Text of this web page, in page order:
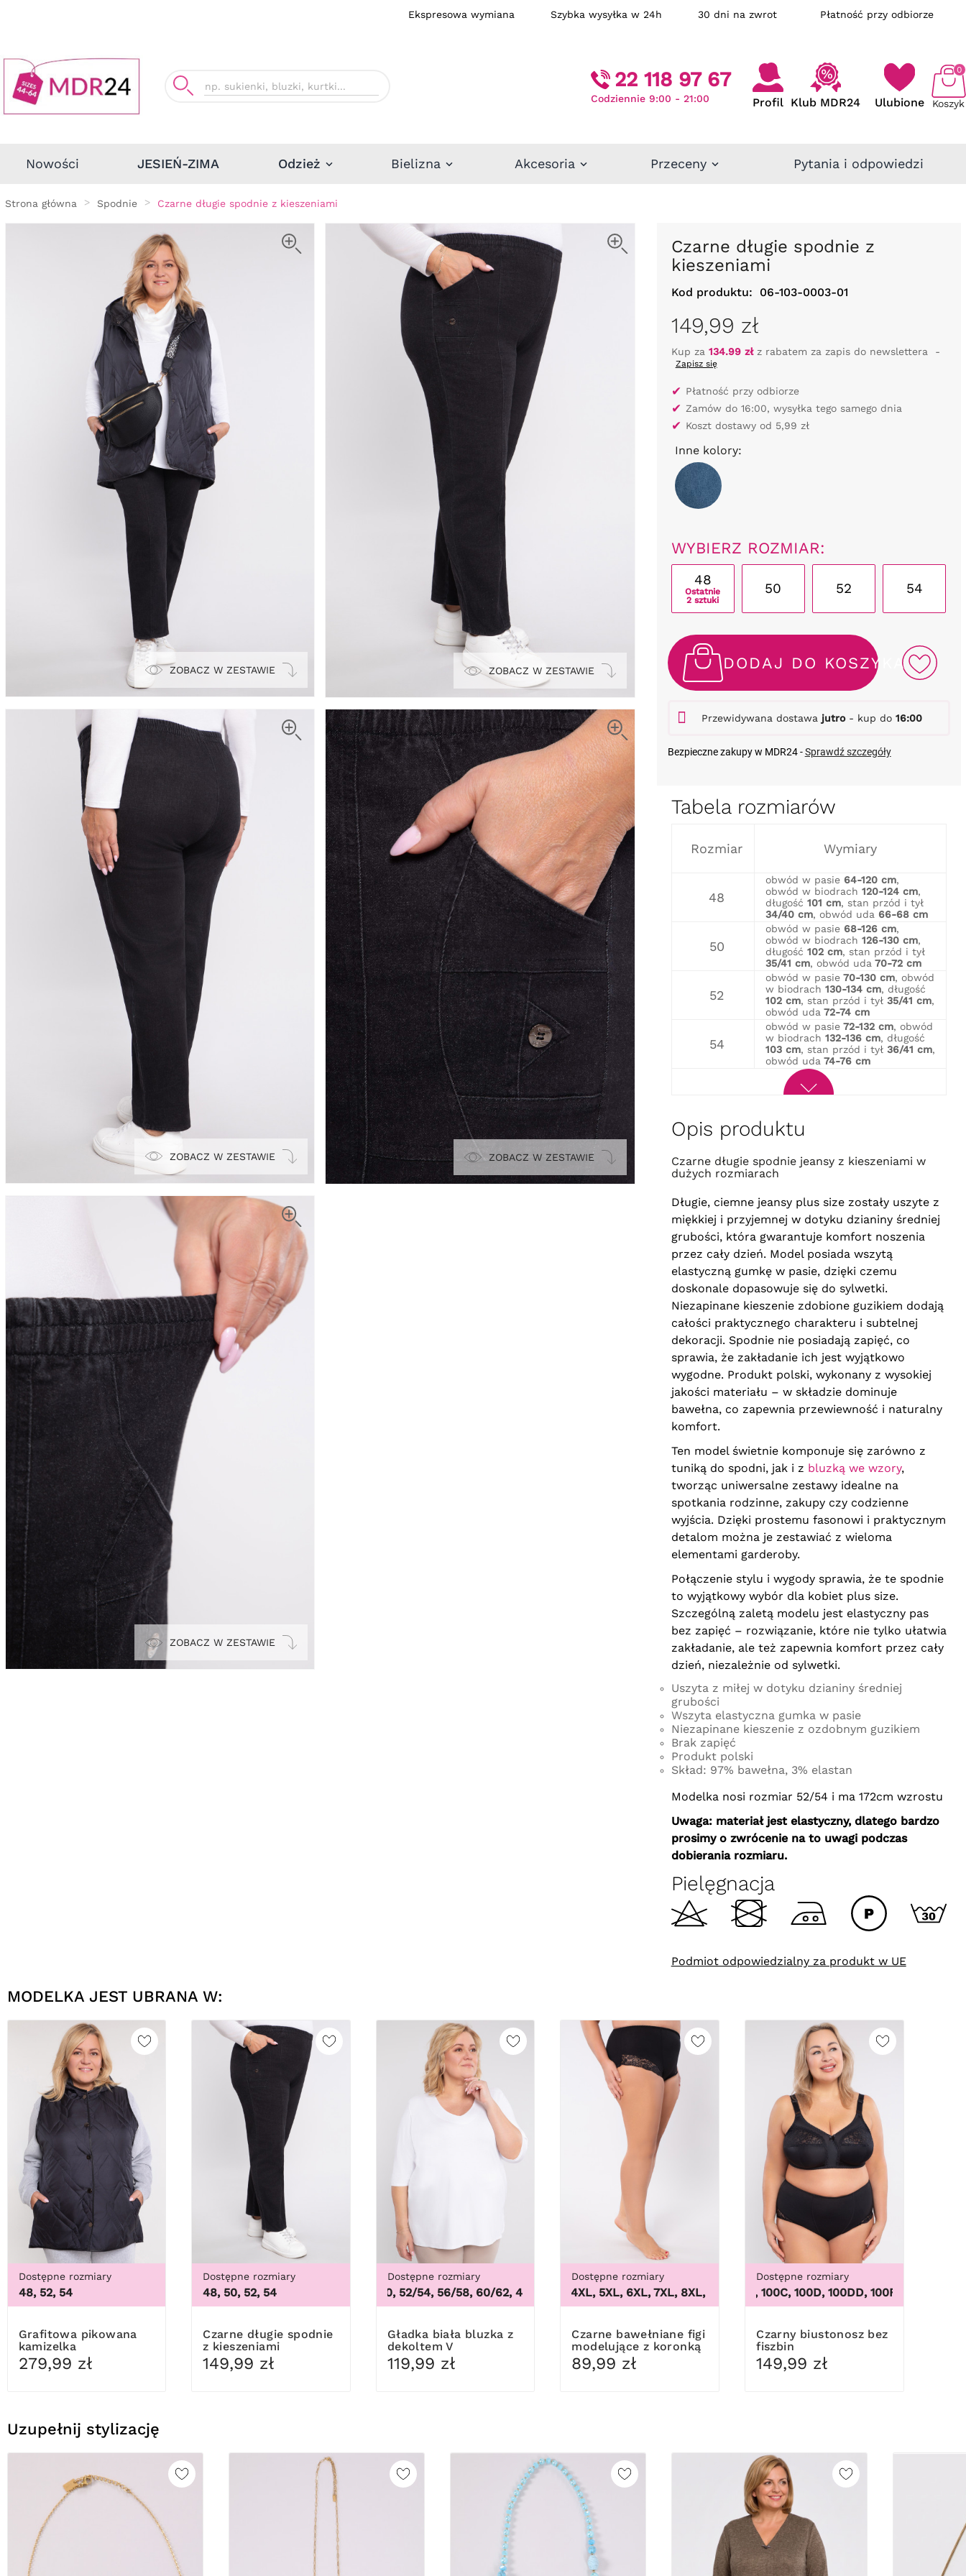
Ekspresowa wymiana Szybka wysyłka w 24h 30 dni na zwrot Płatność przy odbiorze
22 118 97 67
Codziennie 9:00 - 21:00 Profil Klub MDR24 Ulubione Koszyk
0
Nowości JESIEŃ-ZIMA Odzież Bielizna Akcesoria Przeceny Pytania i odpowiedzi
Strona główna Spodnie Czarne długie spodnie z kieszeniami
ZOBACZ W ZESTAWIE ZOBACZ W ZESTAWIE
ZOBACZ W ZESTAWIE ZOBACZ W ZESTAWIE
ZOBACZ W ZESTAWIE
Czarne długie spodnie z
kieszeniami
Kod produktu: 06-103-0003-01
149,99 zł
Kup za 134.99 złz rabatem za zapis do newslettera -
Zapisz się
✔ Płatność przy odbiorze
✔ Zamów do 16:00, wysyłka tego samego dnia
✔ Koszt dostawy od 5,99 zł
Inne kolory:
WYBIERZ ROZMIAR:
48
Ostatnie
2 sztuki
50 52 54
DODAJ DO KOSZYKA
Przewidywana dostawa jutro- kup do 16:00
Bezpieczne zakupy w MDR24 -Sprawdź szczegóły
Tabela rozmiarów
Rozmiar Wymiary
48
obwód w pasie 64-120 cm,
obwód w biodrach 120-124 cm,
długość 101 cm, stan przód i tył
34/40 cm, obwód uda 66-68 cm
50
obwód w pasie 68-126 cm,
obwód w biodrach 126-130 cm,
długość 102 cm, stan przód i tył
35/41 cm, obwód uda 70-72 cm
52
obwód w pasie 70-130 cm, obwód
w biodrach 130-134 cm, długość
102 cm, stan przód i tył 35/41 cm,
obwód uda 72-74 cm
54
obwód w pasie 72-132 cm, obwód
w biodrach 132-136 cm, długość
103 cm, stan przód i tył 36/41 cm,
obwód uda 74-76 cm
Opis produktu
Czarne długie spodnie jeansy z kieszeniami w
dużych rozmiarach
Długie, ciemne jeansy plus size zostały uszyte z
miękkiej i przyjemnej w dotyku dzianiny średniej
grubości, która gwarantuje komfort noszenia
przez cały dzień. Model posiada wszytą
elastyczną gumkę w pasie, dzięki czemu
doskonale dopasowuje się do sylwetki.
Niezapinane kieszenie zdobione guzikiem dodają
całości praktycznego charakteru i subtelnej
dekoracji. Spodnie nie posiadają zapięć, co
sprawia, że zakładanie ich jest wyjątkowo
wygodne. Produkt polski, wykonany z wysokiej
jakości materiału – w składzie dominuje
bawełna, co zapewnia przewiewność i naturalny
komfort.
Ten model świetnie komponuje się zarówno z
tuniką do spodni, jak i z bluzką we wzory,
tworząc uniwersalne zestawy idealne na
spotkania rodzinne, zakupy czy codzienne
wyjścia. Dzięki prostemu fasonowi i praktycznym
detalom można je zestawiać z wieloma
elementami garderoby.
Połączenie stylu i wygody sprawia, że te spodnie
to wyjątkowy wybór dla kobiet plus size.
Szczególną zaletą modelu jest elastyczny pas
bez zapięć – rozwiązanie, które nie tylko ułatwia
zakładanie, ale też zapewnia komfort przez cały
dzień, niezależnie od sylwetki.
Uszyta z miłej w dotyku dzianiny średniej
grubości
Wszyta elastyczna gumka w pasie
Niezapinane kieszenie z ozdobnym guzikiem
Brak zapięć
Produkt polski
Skład: 97% bawełna, 3% elastan
Modelka nosi rozmiar 52/54 i ma 172cm wzrostu
Uwaga: materiał jest elastyczny, dlatego bardzo
prosimy o zwrócenie na to uwagi podczas
dobierania rozmiaru.
Pielęgnacja
Podmiot odpowiedzialny za produkt w UE
MODELKA JEST UBRANA W:
Dostępne rozmiary
48, 52, 54
Grafitowa pikowana
kamizelka
279,99 zł
Dostępne rozmiary
48, 50, 52, 54
Czarne długie spodnie
z kieszeniami
149,99 zł
Dostępne rozmiary
48/50, 52/54, 56/58, 60/62,48/50, 52/54, 56/58, 60/62
Gładka biała bluzka z
dekoltem V
119,99 zł
Dostępne rozmiary
3XL, 4XL, 5XL, 6XL, 7XL, 8XL, 9XL 3XL, 4XL, 5XL, 6XL, 7XL, 8XL, 9XL
Czarne bawełniane figi
modelujące z koronką
89,99 zł
Dostępne rozmiary
100B, 100C, 100D, 100DD, 100F, 100G, 100H,
Czarny biustonosz bez
fiszbin
149,99 zł
Uzupełnij stylizację